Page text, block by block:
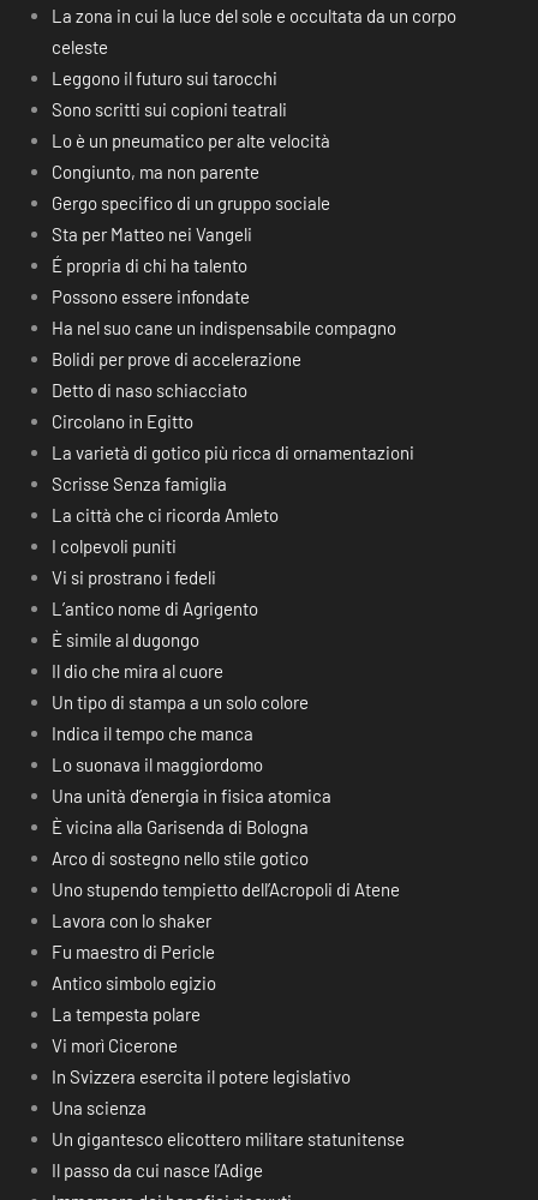
La zona in cui la luce del sole e occultata da un corpo
celeste
Leggono il futuro sui tarocchi
Sono scritti sui copioni teatrali
Lo è un pneumatico per alte velocità
Congiunto, ma non parente
Gergo specifico di un gruppo sociale
Sta per Matteo nei Vangeli
É propria di chi ha talento
Possono essere infondate
Ha nel suo cane un indispensabile compagno
Bolidi per prove di accelerazione
Detto di naso schiacciato
Circolano in Egitto
La varietà di gotico più ricca di ornamentazioni
Scrisse Senza famiglia
La città che ci ricorda Amleto
I colpevoli puniti
Vi si prostrano i fedeli
L’antico nome di Agrigento
È simile al dugongo
Il dio che mira al cuore
Un tipo di stampa a un solo colore
Indica il tempo che manca
Lo suonava il maggiordomo
Una unità d’energia in fisica atomica
È vicina alla Garisenda di Bologna
Arco di sostegno nello stile gotico
Uno stupendo tempietto dell’Acropoli di Atene
Lavora con lo shaker
Fu maestro di Pericle
Antico simbolo egizio
La tempesta polare
Vi morì Cicerone
In Svizzera esercita il potere legislativo
Una scienza
Un gigantesco elicottero militare statunitense
Il passo da cui nasce l’Adige